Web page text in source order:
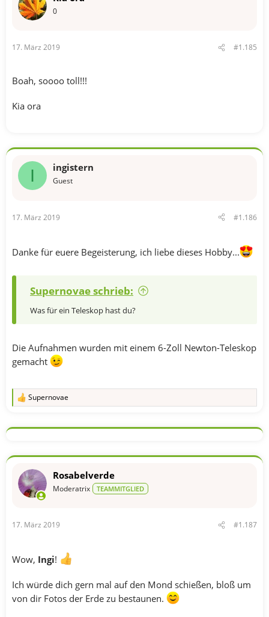
0
17. März 2019 #1.185
Boah, soooo toll!!!
Kia ora
I ingistern
Guest
17. März 2019 #1.186
Danke für euere Begeisterung, ich liebe dieses Hobby...
Supernovae schrieb:
Was für ein Teleskop hast du?
Die Aufnahmen wurden mit einem 6-Zoll Newton-Teleskop
gemacht
R
k
o
e
n
Supernovae
Rosabelverde
Moderatrix TEAMMITGLIED
17. März 2019 #1.187
Wow, Ingi!
Ich würde dich gern mal auf den Mond schießen, bloß um
von dir Fotos der Erde zu bestaunen.